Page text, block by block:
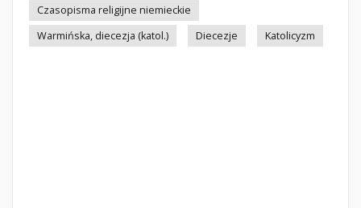
Czasopisma religijne niemieckie
Warmińska, diecezja (katol.)
Diecezje Katolicyzm